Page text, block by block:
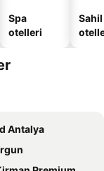
Spa
otelleri
Sahil
Antalya